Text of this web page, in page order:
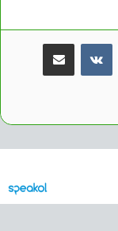
مشاركة عبر البريد